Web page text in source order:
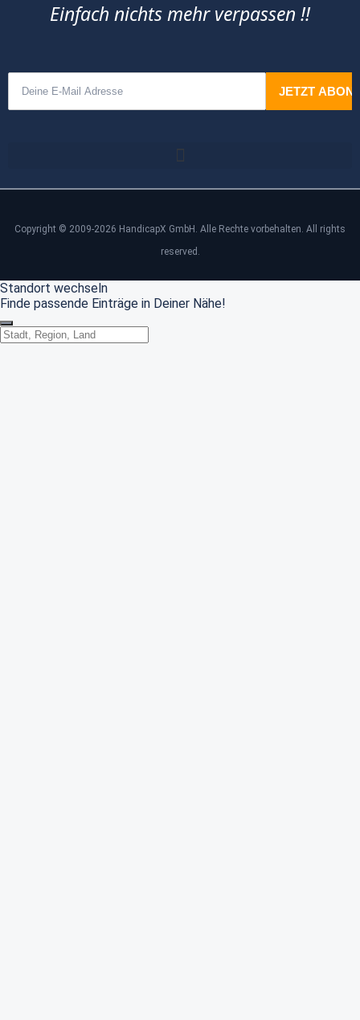
Einfach nichts mehr verpassen !!
Copyright © 2009-2026 HandicapX GmbH. Alle Rechte vorbehalten. All rights
reserved.
Standort wechseln
Finde passende Einträge in Deiner Nähe!
Standort wechseln